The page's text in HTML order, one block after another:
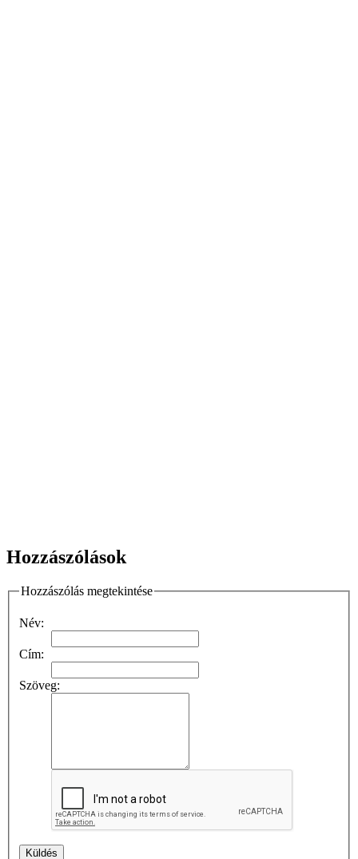
Hozzászólások
Hozzászólás megtekintése
Név:
Cím:
Szöveg: